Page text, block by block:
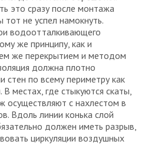
это сразу после монтажа
тот не успел намокнуть.
водоотталкивающего
же принципу, как и
же перекрытием и методом
должна плотно
стен по всему периметру как
местах, где стыкуются скаты,
осуществляют с нахлестом в
Вдоль линии конька слой
должен иметь разрыв,
циркуляции воздушных